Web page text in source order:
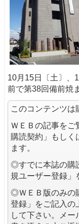
10月15日〔土〕、
前で第38回備前焼
このコンテンツは
ＷＥＢの記事をご
購読契約」もしく
ます。
◎すでに本誌の購
規ユーザー登録」
◎ＷＥＢ版のみの
登録」をご記入の
して下さい。メ